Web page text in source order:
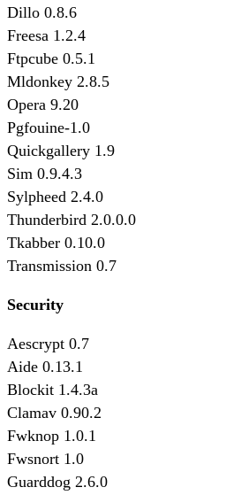
Dillo 0.8.6
Freesa 1.2.4
Ftpcube 0.5.1
Mldonkey 2.8.5
Opera 9.20
Pgfouine-1.0
Quickgallery 1.9
Sim 0.9.4.3
Sylpheed 2.4.0
Thunderbird 2.0.0.0
Tkabber 0.10.0
Transmission 0.7
Security
Aescrypt 0.7
Aide 0.13.1
Blockit 1.4.3a
Clamav 0.90.2
Fwknop 1.0.1
Fwsnort 1.0
Guarddog 2.6.0